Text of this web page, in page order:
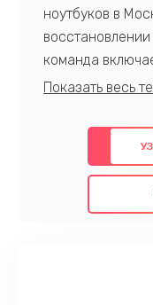
ноутбуков в
команда
предлагаем
также
проведенных
наилучшим